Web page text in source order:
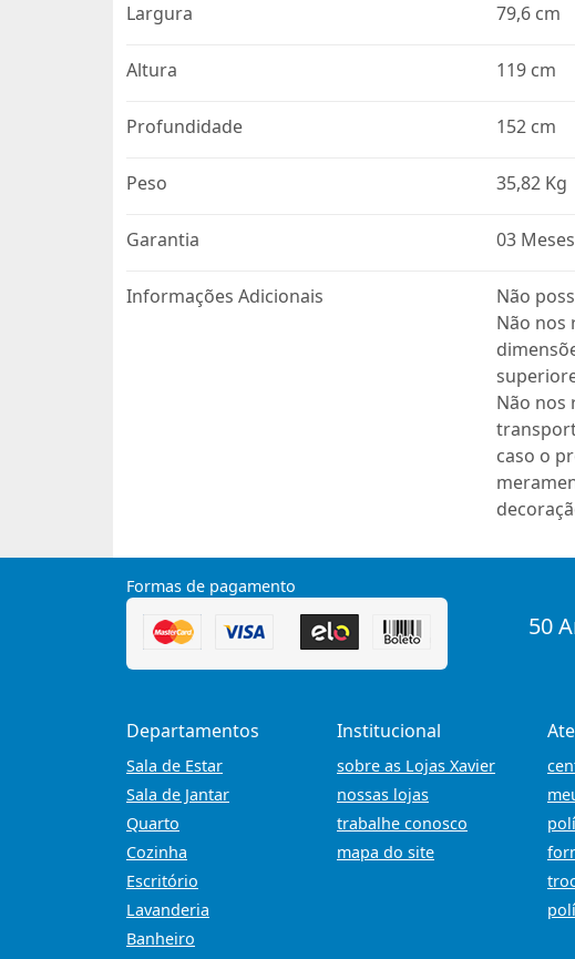
Largura 79,6 cm
Altura 119 cm
Profundidade 152 cm
Peso 35,82 Kg
Garantia 03 Meses
Informações Adicionais
Não
Não nos
Não nos
caso o
Formas de pagamento
50
Departamentos
Sala de Estar
Sala de Jantar
Quarto
Cozinha
Escritório
Lavanderia
Banheiro
Institucional
sobre as Lojas Xavier
nossas lojas
trabalhe conosco
mapa do site